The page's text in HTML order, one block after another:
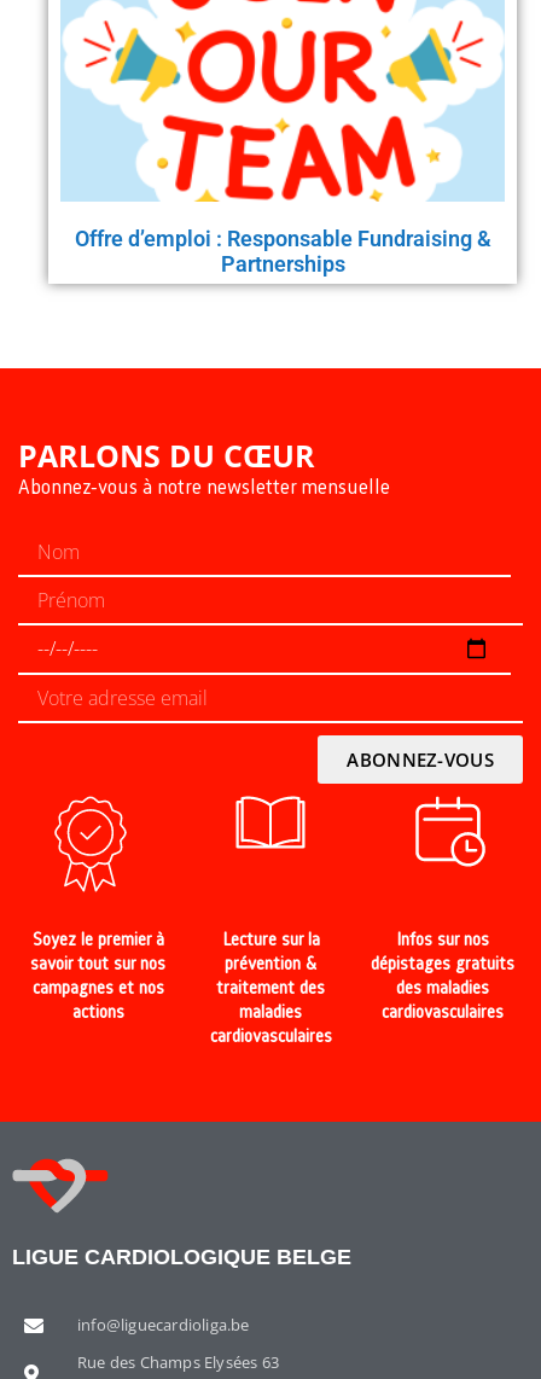
Offre d’emploi : Responsable Fundraising &
Partnerships
PARLONS DU CŒUR
Abonnez-vous à notre newsletter mensuelle
Soyez le premier à
savoir tout sur nos
campagnes et nos
actions
Lecture sur la
prévention &
traitement des
maladies
cardiovasculaires
Infos sur nos
dépistages gratuits
des maladies
cardiovasculaires
LIGUE CARDIOLOGIQUE BELGE
info@liguecardioliga.be
Rue des Champs Elysées 63